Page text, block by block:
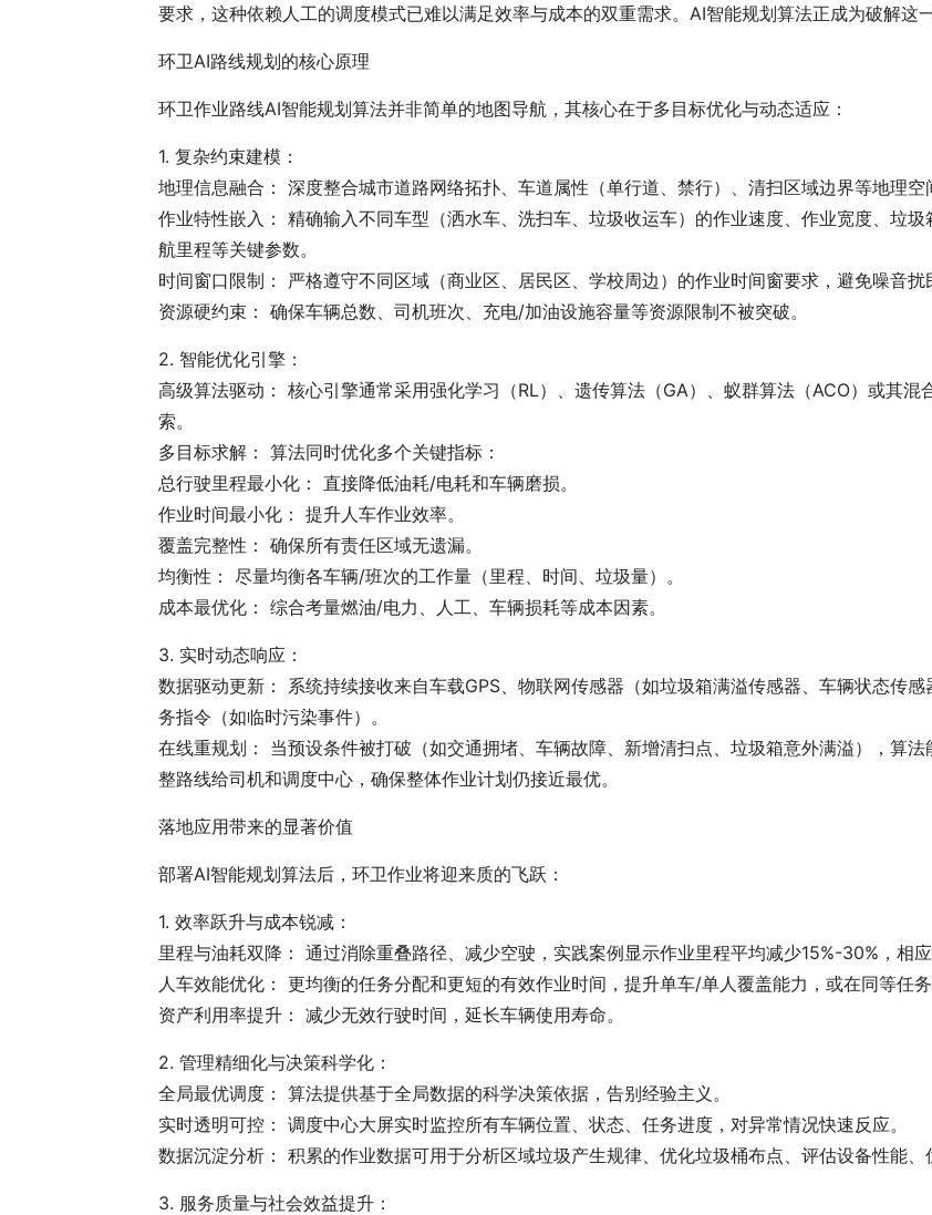
要求，这种依赖人工的调度模式已难以满足效率与成本的双重需求。AI智能规划算法正成为破解这
环卫AI路线规划的核心原理
环卫作业路线AI智能规划算法并非简单的地图导航，其核心在于多目标优化与动态适应：
1. 复杂约束建模：
地理信息融合： 深度整合城市道路网络拓扑、车道属性（单行道、禁行）、清扫区域边界等地理空
作业特性嵌入： 精确输入不同车型（洒水车、洗扫车、垃圾收运车）的作业速度、作业宽度、垃
航里程等关键参数。
时间窗口限制： 严格遵守不同区域（商业区、居民区、学校周边）的作业时间窗要求，避免噪音扰
资源硬约束： 确保车辆总数、司机班次、充电/加油设施容量等资源限制不被突破。
2. 智能优化引擎：
高级算法驱动： 核心引擎通常采用强化学习（RL）、遗传算法（GA）、蚁群算法（ACO）或其
索。
多目标求解： 算法同时优化多个关键指标：
总行驶里程最小化： 直接降低油耗/电耗和车辆磨损。
作业时间最小化： 提升人车作业效率。
覆盖完整性： 确保所有责任区域无遗漏。
均衡性： 尽量均衡各车辆/班次的工作量（里程、时间、垃圾量）。
成本最优化： 综合考量燃油/电力、人工、车辆损耗等成本因素。
3. 实时动态响应：
数据驱动更新： 系统持续接收来自车载GPS、物联网传感器（如垃圾箱满溢传感器、车辆状态传
务指令（如临时污染事件）。
在线重规划： 当预设条件被打破（如交通拥堵、车辆故障、新增清扫点、垃圾箱意外满溢），算
整路线给司机和调度中心，确保整体作业计划仍接近最优。
落地应用带来的显著价值
部署AI智能规划算法后，环卫作业将迎来质的飞跃：
1. 效率跃升与成本锐减：
里程与油耗双降： 通过消除重叠路径、减少空驶，实践案例显示作业里程平均减少15%-30%，相
人车效能优化： 更均衡的任务分配和更短的有效作业时间，提升单车/单人覆盖能力，或在同等任
资产利用率提升： 减少无效行驶时间，延长车辆使用寿命。
2. 管理精细化与决策科学化：
全局最优调度： 算法提供基于全局数据的科学决策依据，告别经验主义。
实时透明可控： 调度中心大屏实时监控所有车辆位置、状态、任务进度，对异常情况快速反应。
数据沉淀分析： 积累的作业数据可用于分析区域垃圾产生规律、优化垃圾桶布点、评估设备性能、
3. 服务质量与社会效益提升：